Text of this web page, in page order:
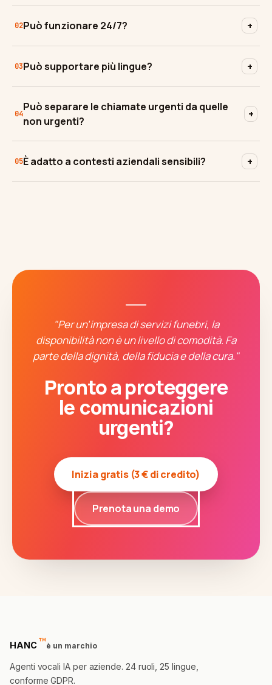
02Può funzionare 24/7? +
03Può supportare più lingue? +
04
Può separare le chiamate urgenti da quelle
non urgenti?
+
05È adatto a contesti aziendali sensibili? +
"Per un'impresa di servizi funebri, la
disponibilità non è un livello di comodità. Fa
parte della dignità, della fiducia e della cura."
Pronto a proteggere
le comunicazioni
urgenti?
Inizia gratis (3 € di credito)
Prenota una demo
HANC™
trademarkè un marchio
Agenti vocali IA per aziende. 24 ruoli, 25 lingue,
conforme GDPR.